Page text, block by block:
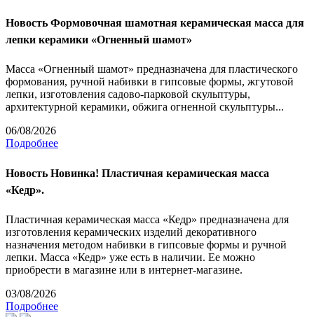
Новость Формовочная шамотная керамическая масса для
лепки керамики «Огненный шамот»
Масса «Огненный шамот» предназначена для пластического
формования, ручной набивки в гипсовые формы, жгутовой
лепки, изготовления садово-парковой скульптуры,
архитектурной керамики, обжига огненной скульптуры...
06/08/2026
Подробнее
Новость Новинка! Пластичная керамическая масса
«Кедр».
Пластичная керамическая масса «Кедр» предназначена для
изготовления керамических изделий декоративного
назначения методом набивки в гипсовые формы и ручной
лепки. Масса «Кедр» уже есть в наличии. Ее можно
приобрести в магазине или в интернет-магазине.
03/08/2026
Подробнее